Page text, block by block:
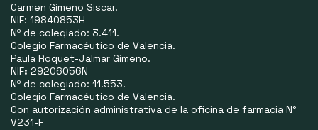
Carmen Gimeno Siscar.
NIF: 19840853H
Nº de colegiado: 3.411.
Colegio Farmacéutico de Valencia.
Paula Roquet-Jalmar Gimeno.
NIF: 29206056N
Nº de colegiado: 11.553.
Colegio Farmacéutico de Valencia.
Con autorización administrativa de la oficina de farmacia N°
V231-F